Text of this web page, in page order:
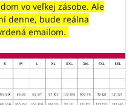
vo veľkej zásobe. Ale
denne, bude reálna
emailom.